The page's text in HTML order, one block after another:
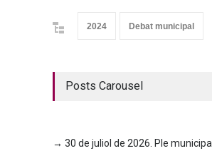
2024 Debat municipal
Posts Carousel
→ 30 de juliol de 2026. Ple municipal